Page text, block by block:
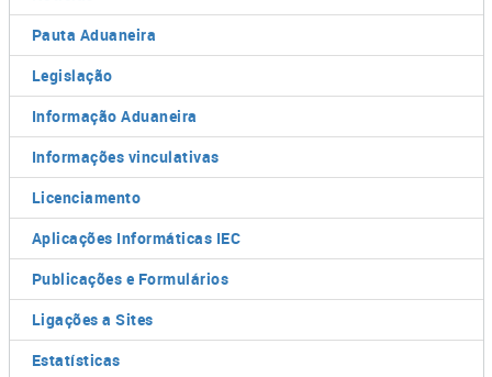
Pauta Aduaneira
Legislação
Informação Aduaneira
Informações vinculativas
Licenciamento
Aplicações Informáticas IEC
Publicações e Formulários
Ligações a Sites
Estatísticas